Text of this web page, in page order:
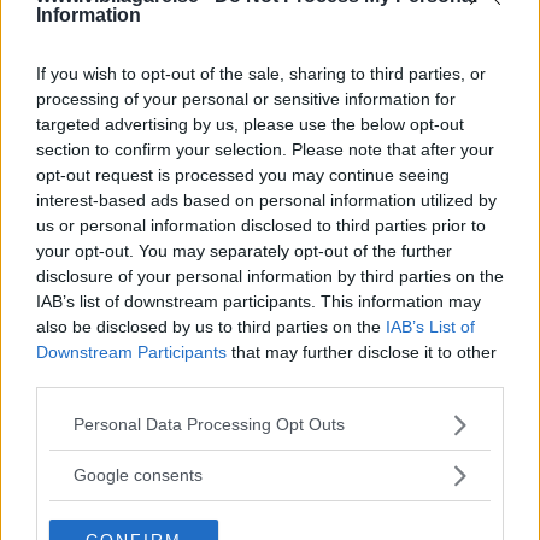
Information
If you wish to opt-out of the sale, sharing to third parties, or
processing of your personal or sensitive information for
targeted advertising by us, please use the below opt-out
section to confirm your selection. Please note that after your
opt-out request is processed you may continue seeing
interest-based ads based on personal information utilized by
us or personal information disclosed to third parties prior to
your opt-out. You may separately opt-out of the further
disclosure of your personal information by third parties on the
IAB’s list of downstream participants. This information may
also be disclosed by us to third parties on the IAB’s List of
Downstream Participants that may further disclose it to other
Please note that this website/app uses one or more Google
not limited to your visit or usage behaviour. You may click to
use your data for below specified purposes in below Google
Personal Data Processing Opt Outs
Google consents
direkt. Styrningen likaså. Färdvägen bestäms av
ovanligt kvicka styrutväxlingen är vägkänslan
god.
Den nyutveckladefyrhjulsdriften är lätt (60 kg)
och bibehåller Giulias bakhjulsdrivna karaktär. I
extremfall kan 60 procent av kraften överföras
till framhjulen men enligt Alfa-ingenjörerna blir
det sällan mer än 30 procent när bilen väl är på
rull. Oftast driver inte framhjulen alls.
ett prestandapaket
(23 000 kr) med bland annat adaptiva dämpare
och komforten imponerar. Trots trimmad
sportversion är sättningen inte hård utan